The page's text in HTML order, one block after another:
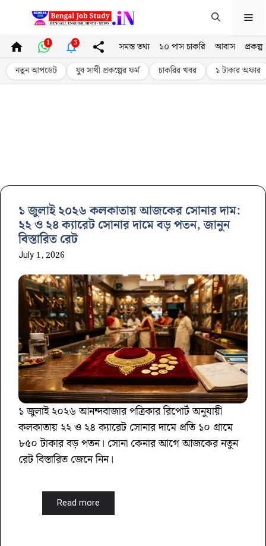
content
1 3 সমস্ত তথ্য ১০ পাস চাকরি আবাস প্রকল্প
নতুন আপডেট যুব সাথী প্রকল্পের ফর্ম চাকরির খবর ১ টাকার অফার
১ জুলাই ২০২৬ কলকাতায় আজকের সোনার দাম:
২২ ও ২৪ ক্যারেট সোনার দামে বড় পতন, জানুন
বিস্তারিত রেট
July 1, 2026
১ জুলাই ২০২৬ আনন্দবাজার পত্রিকার রিপোর্ট অনুযায়ী
কলকাতায় ২২ ও ২৪ ক্যারেট সোনার দামে প্রতি ১০ গ্রামে
৮৫০ টাকার বড় পতন। সোনা কেনার আগে আজকের নতুন
রেট বিস্তারিত জেনে নিন।
Read more